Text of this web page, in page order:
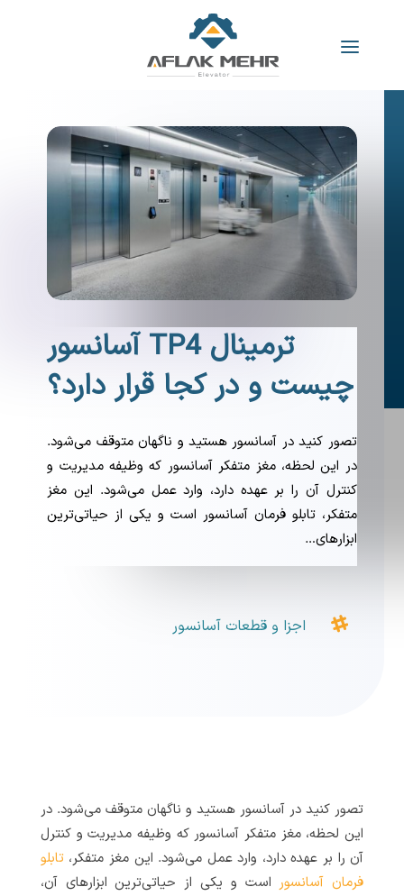
ترمینال TP4 آسانسور
چیست و در کجا قرار دارد؟
تصور کنید در آسانسور هستید و ناگهان متوقف می‌شود.
در این لحظه، مغز متفکر آسانسور که وظیفه مدیریت و
کنترل آن را بر عهده دارد، وارد عمل می‌شود. این مغز
متفکر، تابلو فرمان آسانسور است و یکی از حیاتی‌ترین
ابزارهای…
 اجزا و قطعات آسانسور
تصور کنید در آسانسور هستید و ناگهان متوقف می‌شود. در
این لحظه، مغز متفکر آسانسور که وظیفه مدیریت و کنترل
آن را بر عهده دارد، وارد عمل می‌شود. این مغز متفکر،تابلو
فرمان آسانسور است و یکی از حیاتی‌ترین ابزارهای آن،